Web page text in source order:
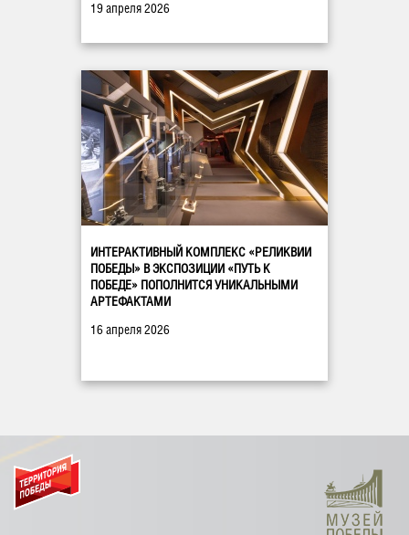
19 апреля 2026
ИНТЕРАКТИВНЫЙ КОМПЛЕКС «РЕЛИКВИИ
ПОБЕДЫ» В ЭКСПОЗИЦИИ «ПУТЬ К
ПОБЕДЕ» ПОПОЛНИТСЯ УНИКАЛЬНЫМИ
АРТЕФАКТАМИ
16 апреля 2026